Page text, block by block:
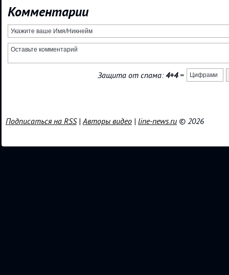
Комментарии
Защита от спама:4+4=
Подписаться на RSS|Авторы видео | line-news.ru © 2026